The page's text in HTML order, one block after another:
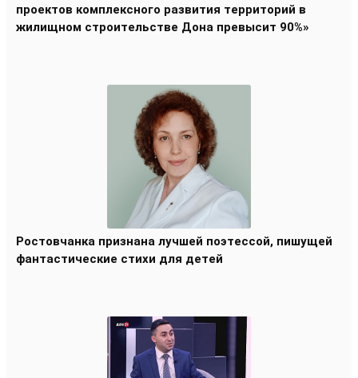
проектов комплексного развития территорий в
жилищном строительстве Дона превысит 90%»
Ростовчанка признана лучшей поэтессой, пишущей
фантастические стихи для детей